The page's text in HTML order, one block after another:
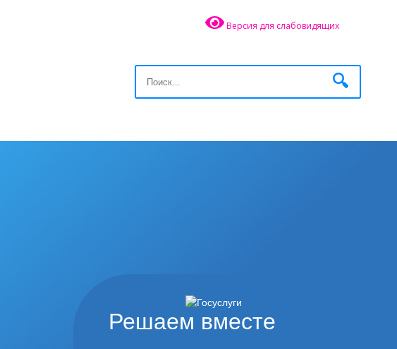
Версия для слабовидящих
Решаем вместе